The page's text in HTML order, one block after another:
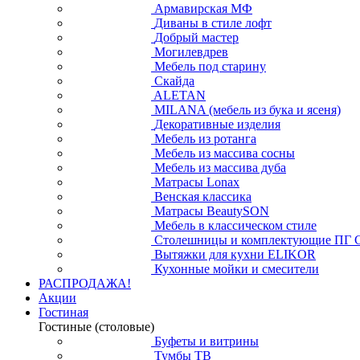
Армавирская МФ
Диваны в стиле лофт
Добрый мастер
Могилевдрев
Мебель под старину
Скайда
ALETAN
MILANA (мебель из бука и ясеня)
Декоративные изделия
Мебель из ротанга
Мебель из массива сосны
Мебель из массива дуба
Матрасы Lonax
Венская классика
Матрасы BeautySON
Мебель в классическом стиле
Столешницы и комплектующие ПГ
Вытяжки для кухни ELIKOR
Кухонные мойки и смесители
РАСПРОДАЖА!
Акции
Гостиная
Гостиные (столовые)
Буфеты и витрины
Тумбы ТВ